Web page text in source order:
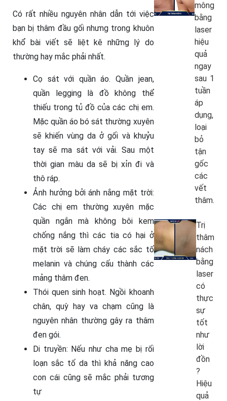
Có rất nhiều nguyên nhân dẫn tới việc
bạn bị thâm đầu gối nhưng trong khuôn
khổ bài viết sẽ liệt kê những lý do
thường hay mắc phải nhất.
Cọ sát với quần áo. Quần jean,
quần legging là đồ không thể
thiếu trong tủ đồ của các chị em.
Mặc quần áo bó sát thường xuyên
sẽ khiến vùng da ở gối và khuỷu
tay sẽ ma sát với vải. Sau một
thời gian màu da sẽ bị xỉn đi và
thô ráp.
Ảnh hưởng bởi ánh nắng mặt trời:
Các chị em thường xuyên mặc
quần ngắn mà không bôi kem
chống nắng thì các tia có hại ở
mặt trời sẽ làm cháy các sắc tố
melanin và chúng cấu thành các
mảng thâm đen.
Thói quen sinh hoạt. Ngồi khoanh
chân, quỳ hay va chạm cũng là
nguyên nhân thường gây ra thâm
đen gói.
Di truyền: Nếu như cha mẹ bị rối
loạn sắc tố da thì khả năng cao
con cái cũng sẽ mắc phải tương
tự
mông
bằng
laser
hiệu
quả
ngay
sau 1
tuần
áp
dụng,
loại
bỏ
tận
gốc
các
vết
thâm.
Trị
thâm
nách
bằng
laser
có
thực
sự
tốt
như
lời
đồn
?
Hiệu
quả